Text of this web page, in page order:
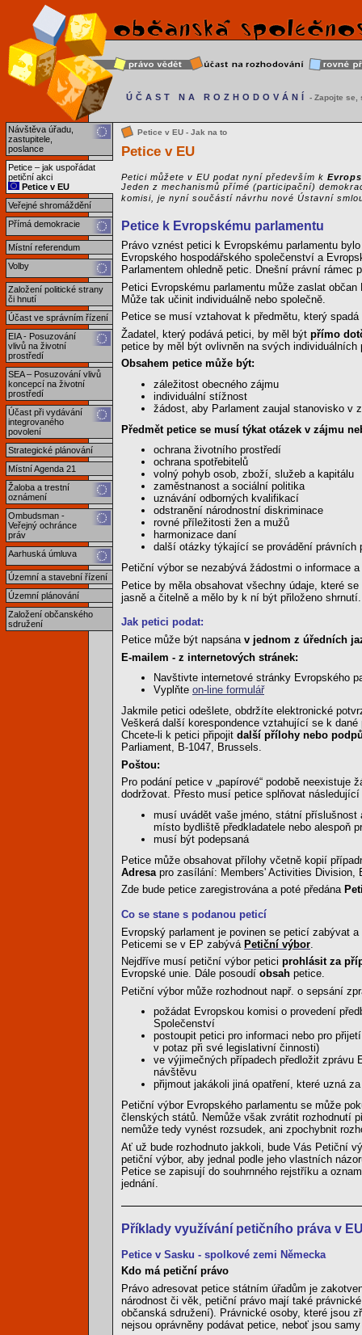
Návštěva úřadu,
zastupitele,
poslance
Petice – jak uspořádat
petiční akci
Petice v EU
Veřejné shromáždění
Přímá demokracie
Místní referendum
Volby
Založení politické strany
či hnutí
Účast ve správním řízení
EIA - Posuzování
vlivů na životní
prostředí
SEA – Posuzování vlivů
koncepcí na životní
prostředí
Účast při vydávání
integrovaného
povolení
Strategické plánování
Místní Agenda 21
Žaloba a trestní
oznámení
Ombudsman -
Veřejný ochránce
práv
Aarhuská úmluva
Územní a stavební řízení
Územní plánování
Založení občanského
sdružení
ÚČAST NA ROZHODOVÁNÍ - Zapojte se,
Petice v EU - Jak na to
Petice v EU
Petici můžete v EU podat nyní především k
Jeden z mechanismů přímé (participační)
komisi, je nyní součástí návrhu nové Ústavní
Petice k Evropskému parlamentu
Právo vznést petici k Evropskému parlamentu
Evropského hospodářského společenství a
Parlamentem ohledně petic. Dnešní právní rámec
Petici Evropskému parlamentu může zaslat
Může tak učinit individuálně nebo společně.
Petice se musí vztahovat k předmětu, který
Žadatel, který podává petici, by měl být přímo
petice by měl být ovlivněn na svých
Obsahem petice může být:
záležitost obecného zájmu
individuální stížnost
žádost, aby Parlament zaujal stanovisko v
Předmět petice se musí týkat otázek v zájmu
ochrana životního prostředí
ochrana spotřebitelů
volný pohyb osob, zboží, služeb a kapitálu
zaměstnanost a sociální politika
uznávání odborných kvalifikací
odstranění národnostní diskriminace
rovné příležitosti žen a mužů
harmonizace daní
další otázky týkající se provádění právních
Petiční výbor se nezabývá žádostmi o informace
Petice by měla obsahovat všechny údaje, které
jasně a čitelně a mělo by k ní být přiloženo shrnutí.
Jak petici podat:
Petice může být napsána v jednom z úředních
E-mailem - z internetových stránek:
Navštivte internetové stránky Evropského
Vyplňte on-line formulář
Jakmile petici odešlete, obdržíte elektronické
Veškerá další korespondence vztahující se k
Chcete-li k petici připojit další přílohy nebo
Parliament, B-1047, Brussels.
Poštou:
Pro podání petice v „papírové“ podobě
dodržovat. Přesto musí petice splňovat
musí uvádět vaše jméno, státní
místo bydliště předkladatele nebo alespoň
musí být podepsaná
Petice může obsahovat přílohy včetně kopií
Adresa pro zasílání: Members' Activities Division,
Zde bude petice zaregistrována a poté předána
Co se stane s podanou peticí
Evropský parlament je povinen se peticí zabývat
Peticemi se v EP zabývá Petiční výbor
Nejdříve musí petiční výbor petici prohlásit za
Evropské unie. Dále posoudí obsah petice.
Petiční výbor může rozhodnout např. o sepsání
požádat Evropskou komisi o provedení
Společenství
postoupit petici pro informaci nebo pro
v potaz při své legislativní činnosti)
ve výjimečných případech předložit zprávu
návštěvu
přijmout jakákoli jiná opatření, které uzná
Petiční výbor Evropského parlamentu se může
členských států. Nemůže však zvrátit rozhodnutí
nemůže tedy vynést rozsudek, ani zpochybnit
Ať už bude rozhodnuto jakkoli, bude Vás Petiční
petiční výbor, aby jednal podle jeho vlastních
Petice se zapisují do souhrnného rejstříku a
jednání.
Příklady využívání petičního práva v
Petice v Sasku - spolkové zemi Německa
Kdo má petiční právo
Právo adresovat petice státním úřadům je
národnost či věk, petiční právo mají také
občanská sdružení). Právnické osoby, které jsou
nejsou oprávněny podávat petice, neboť jsou